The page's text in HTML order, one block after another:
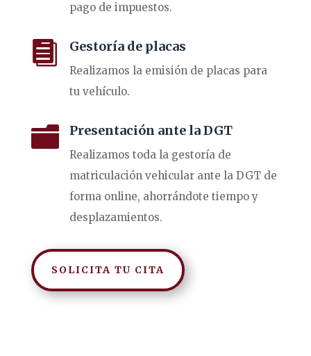
pago de impuestos.
 Gestoría de placas
Realizamos la emisión de placas para
tu vehículo.
 Presentación ante la DGT
Realizamos toda la gestoría de
matriculación vehicular ante la DGT de
forma online, ahorrándote tiempo y
desplazamientos.
SOLICITA TU CITA